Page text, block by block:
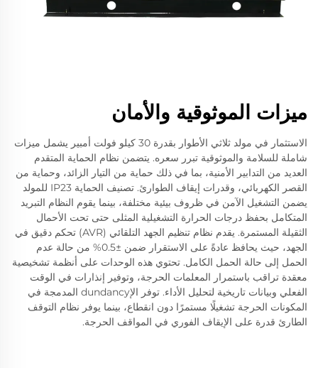
ميزات الموثوقية والأمان
الاستثمار في مولد ثلاثي الأطوار بقدرة 30 كيلو فولت أمبير يشمل ميزات
شاملة للسلامة والموثوقية تبرر سعره. يتضمن نظام الحماية المتقدم
العديد من التدابير الأمنية، بما في ذلك حماية من التيار الزائد، وحماية من
القصر الكهربائي، وقدرات إيقاف الطوارئ. تصنيف الحماية IP23 للمولد
يضمن التشغيل الآمن في ظروف بيئية مختلفة، بينما يقوم النظام التبريد
المتكامل بحفظ درجات الحرارة التشغيلية المثلى حتى تحت الأحمال
الثقيلة المستمرة. يقدم نظام تنظيم الجهد التلقائي (AVR) تحكم دقيق في
الجهد، حيث يحافظ عادةً على الاستقرار ضمن ±0.5% من حالة عدم
الحمل إلى حالة الحمل الكامل. تحتوي هذه الوحدات على أنظمة تشخيصية
معقدة تراقب باستمرار المعلمات الحرجة، وتوفير إنذارات في الوقت
الفعلي وبيانات تاريخية لتحليل الأداء. توفر الإdundancy المدمجة في
المكونات الحرجة تشغيلًا مستمرًا دون انقطاع، بينما يوفر نظام التوقف
الطارئ قدرة على الإيقاف الفوري في المواقف الحرجة.